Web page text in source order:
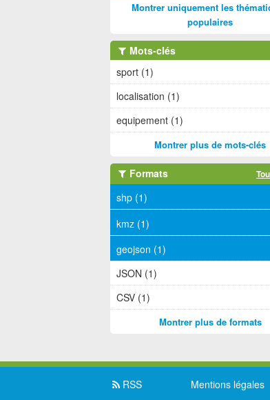
Montrer uniquement les
populaires
Mots-clés
sport (1)
localisation (1)
equipement (1)
Montrer plus de mots-clés
Formats
shp (1)
kmz (1)
geojson (1)
JSON (1)
CSV (1)
Montrer plus de formats
RSS Mentions légales